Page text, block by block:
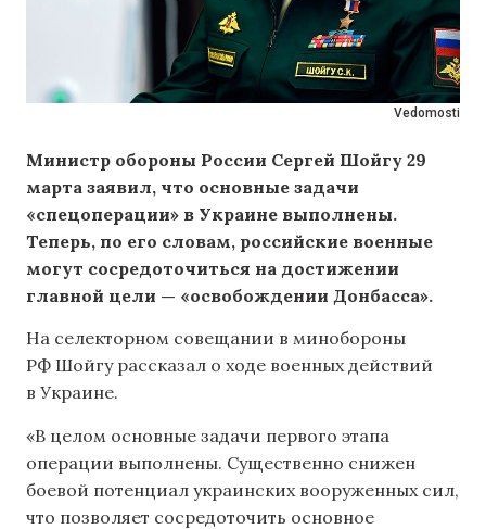
Vedomosti
Министр обороны России Сергей Шойгу 29
марта заявил, что основные задачи
«спецоперации» в Украине выполнены.
Теперь, по его словам, российские военные
могут сосредоточиться на достижении
главной цели — «освобождении Донбасса».
На селекторном совещании в минобороны
РФ Шойгу рассказал о ходе военных действий
в Украине.
«В целом основные задачи первого этапа
операции выполнены. Существенно снижен
боевой потенциал украинских вооруженных сил,
что позволяет сосредоточить основное